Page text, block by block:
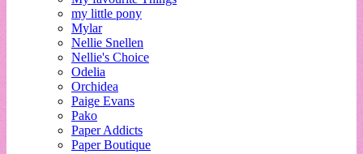
my little pony
Mylar
Nellie Snellen
Nellie's Choice
Odelia
Orchidea
Paige Evans
Pako
Paper Addicts
Paper Boutique